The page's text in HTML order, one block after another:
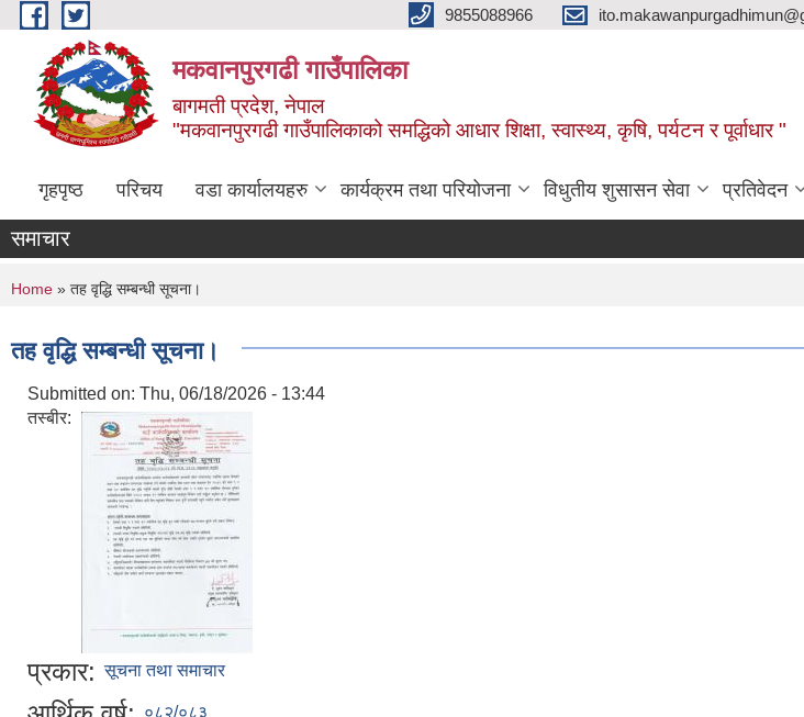
Skip to main content 9855088966
मकवानपुरगढी गाउँपालिका
बागमती प्रदेश, नेपाल
"मकवानपुरगढी गाउँपालिकाको समद्धिको आधार शिक्षा, स्‍वास्‍थ्‍य, कृषि, पर्यटन र पूर्वाधार "
गृहपृष्ठ परिचय वडा कार्यालयहरु कार्यक्रम तथा परियोजना विधुतीय शुसासन सेवा प्रतिवेदन
समाचार
You are here
Home » तह वृद्धि सम्बन्धी सूचना।
तह वृद्धि सम्बन्धी सूचना।
Submitted on: Thu, 06/18/2026 - 13:44
तस्बीर:
प्रकार: सूचना तथा समाचार
०८२/०८३